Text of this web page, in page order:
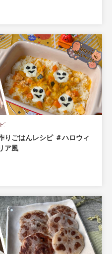
りごはんレシピ ＃ハロウィ
ア風